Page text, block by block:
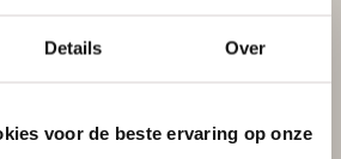
Details Over
voor de beste ervaring op onze